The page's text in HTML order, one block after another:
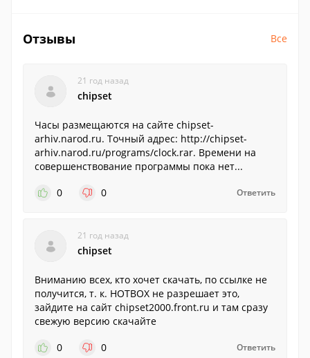
Отзывы Все
21 год назад
chipset
Часы размещаются на сайте chipset-
arhiv.narod.ru. Точный адрес: http://chipset-
arhiv.narod.ru/programs/clock.rar. Времени на
совершенствование программы пока нет...
0
0 Ответить
21 год назад
chipset
Вниманию всех, кто хочет скачать, по ссылке не
получится, т. к. HOTBOX не разрешает это,
зайдите на сайт chipset2000.front.ru и там сразу
свежую версию скачайте
0
0 Ответить